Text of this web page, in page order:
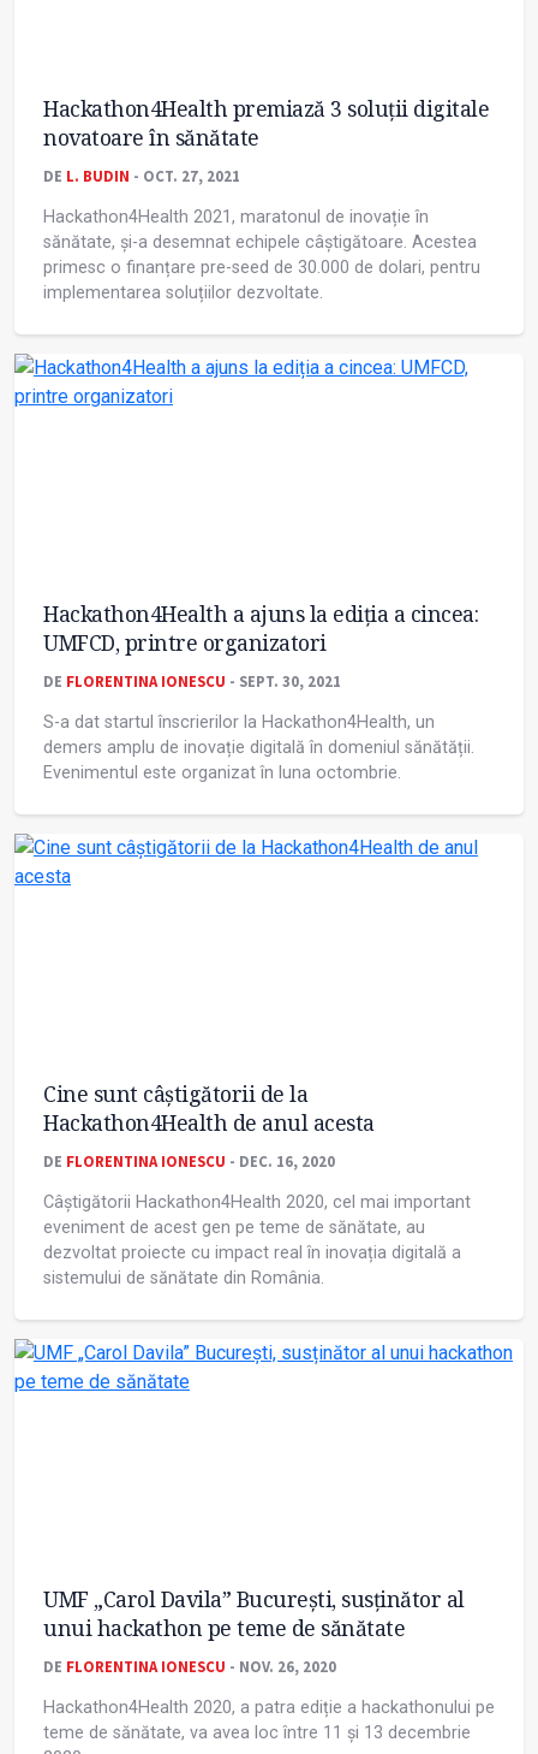
Hackathon4Health premiază 3 soluții digitale
novatoare în sănătate
DE L. BUDIN - OCT. 27, 2021
Hackathon4Health 2021, maratonul de inovație în
sănătate, și-a desemnat echipele câștigătoare. Acestea
primesc o finanțare pre-seed de 30.000 de dolari, pentru
implementarea soluțiilor dezvoltate.
Hackathon4Health a ajuns la ediția a cincea:
UMFCD, printre organizatori
DE FLORENTINA IONESCU - SEPT. 30, 2021
S-a dat startul înscrierilor la Hackathon4Health, un
demers amplu de inovație digitală în domeniul sănătății.
Evenimentul este organizat în luna octombrie.
Cine sunt câștigătorii de la
Hackathon4Health de anul acesta
DE FLORENTINA IONESCU - DEC. 16, 2020
Câștigătorii Hackathon4Health 2020, cel mai important
eveniment de acest gen pe teme de sănătate, au
dezvoltat proiecte cu impact real în inovația digitală a
sistemului de sănătate din România.
UMF „Carol Davila” București, susținător al
unui hackathon pe teme de sănătate
DE FLORENTINA IONESCU - NOV. 26, 2020
Hackathon4Health 2020, a patra ediție a hackathonului pe
teme de sănătate, va avea loc între 11 și 13 decembrie